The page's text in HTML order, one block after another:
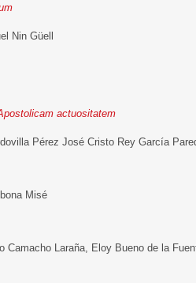
Nin Güell
actuositatem
Pérez José Cristo Rey García
Misé
Laraña, Eloy Bueno de la